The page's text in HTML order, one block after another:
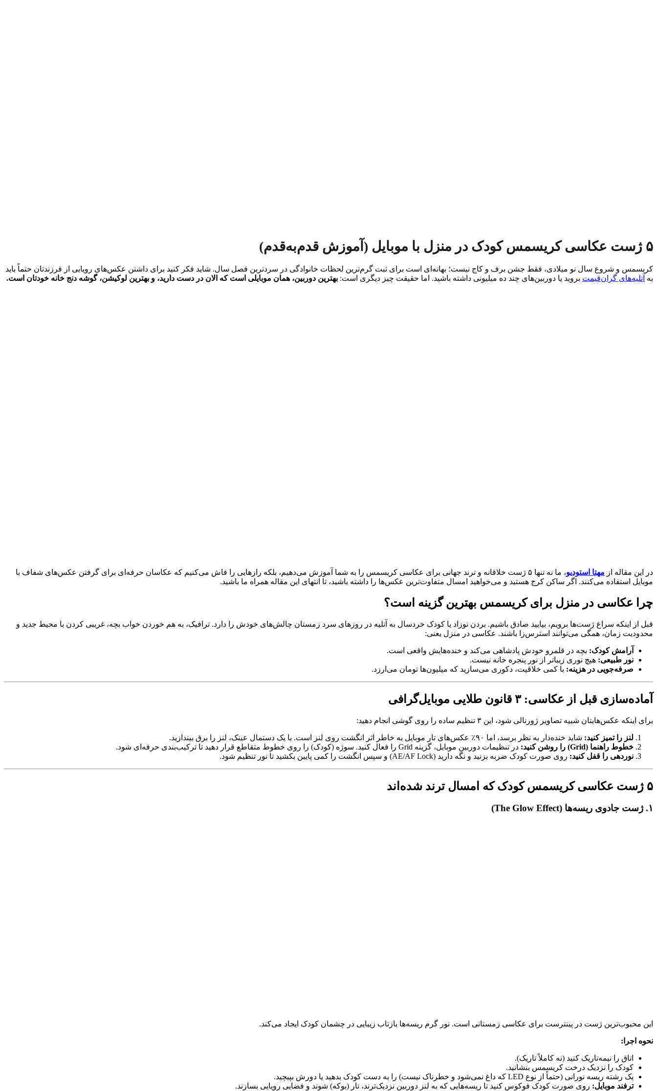
۵ ژست عکاسی کریسمس کودک در منزل با موبایل (آموزش قدم‌به‌قدم)
کریسمس و شروع سال نو میلادی، فقط جشن برف و کاج نیست؛ بهانه‌ای است برای ثبت گرم‌ترین لحظات خانوادگی در سردترین فصل سال. شاید فکر کنید برای داشتن عکس‌های رویایی از فرزندتان حتماً باید
به آتلیه‌های گران‌قیمت بروید یا دوربین‌های چند ده میلیونی داشته باشید. اما حقیقت چیز دیگری است: بهترین دوربین، همان موبایلی است که الان در دست دارید، و بهترین لوکیشن، گوشه دنج خانه خودتان است.
در این مقاله از مهتا استودیو
، ما نه تنها ۵ ژست خلاقانه و ترند جهانی برای عکاسی کریسمس را به شما آموزش می‌دهیم، بلکه رازهایی را فاش می‌کنیم که عکاسان حرفه‌ای برای گرفتن عکس‌های شفاف با
موبایل استفاده می‌کنند. اگر ساکن کرج هستید و می‌خواهید امسال متفاوت‌ترین عکس‌ها را داشته باشید، تا انتهای این مقاله همراه ما باشید.
چرا عکاسی در منزل برای کریسمس بهترین گزینه است؟
قبل از اینکه سراغ ژست‌ها برویم، بیایید صادق باشیم. بردن نوزاد یا کودک خردسال به آتلیه در روزهای سرد زمستان چالش‌های خودش را دارد. ترافیک، به هم خوردن خواب بچه، غریبی کردن با محیط جدید و
محدودیت زمان، همگی می‌توانند استرس‌زا باشند. عکاسی در منزل یعنی:
آرامش کودک: بچه در قلمرو خودش پادشاهی می‌کند و خنده‌هایش واقعی است.
نور طبیعی: هیچ نوری زیباتر از نور پنجره خانه نیست.
صرفه‌جویی در هزینه: با کمی خلاقیت، دکوری می‌سازید که میلیون‌ها تومان می‌ارزد.
آماده‌سازی قبل از عکاسی: ۳ قانون طلایی موبایل‌گرافی
برای اینکه عکس‌هایتان شبیه تصاویر ژورنالی شود، این ۳ تنظیم ساده را روی گوشی انجام دهید:
لنز را تمیز کنید: شاید خنده‌دار به نظر برسد، اما ۹۰٪ عکس‌های تار موبایل به خاطر اثر انگشت روی لنز است. با یک دستمال عینک، لنز را برق بیندازید.
خطوط راهنما (Grid) را روشن کنید:
در تنظیمات دوربین موبایل، گزینه Grid را فعال کنید. سوژه (کودک) را روی خطوط متقاطع قرار دهید تا ترکیب‌بندی حرفه‌ای شود.
نوردهی را قفل کنید: روی صورت کودک ضربه بزنید و نگه دارید (AE/AF Lock) و سپس انگشت را کمی پایین بکشید تا نور تنظیم شود.
۵ ژست عکاسی کریسمس کودک که امسال ترند شده‌اند
۱. ژست جادوی ریسه‌ها (The Glow Effect)
این محبوب‌ترین ژست در پینترست برای عکاسی زمستانی است. نور گرم ریسه‌ها بازتاب زیبایی در چشمان کودک ایجاد می‌کند.
نحوه اجرا:
اتاق را نیمه‌تاریک کنید (نه کاملاً تاریک).
کودک را نزدیک درخت کریسمس بنشانید.
یک رشته ریسه نورانی (حتماً از نوع LED که داغ نمی‌شود و خطرناک نیست) را به دست کودک بدهید یا دورش بپیچید.
ترفند موبایل: روی صورت کودک فوکوس کنید تا ریسه‌هایی که به لنز دوربین نزدیک‌ترند، تار (بوکه) شوند و فضایی رویایی بسازند.